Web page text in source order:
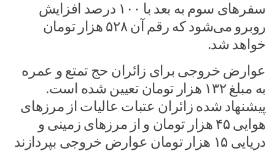
سفرهای سوم به بعد با ۱۰۰ درصد افزایش
روبرو می‌شود که رقم آن ۵۲۸ هزار تومان
خواهد شد.
عوارض خروجی برای زائران حج تمتع و عمره
به مبلغ ۱۳۲ هزار تومان تعیین شده است.
پیشنهاد شده زائران عتبات عالیات از مرزهای
هوایی ۴۵ هزار تومان و از مرزهای زمینی و
دریایی ۱۵ هزار تومان عوارض خروجی بپردازند